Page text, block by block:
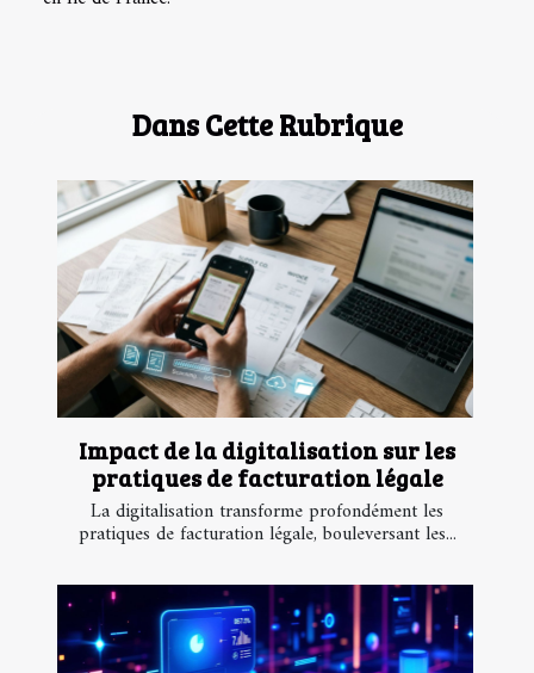
Dans Cette Rubrique
Impact de la digitalisation sur les
pratiques de facturation légale
La digitalisation transforme profondément les
pratiques de facturation légale, bouleversant les...